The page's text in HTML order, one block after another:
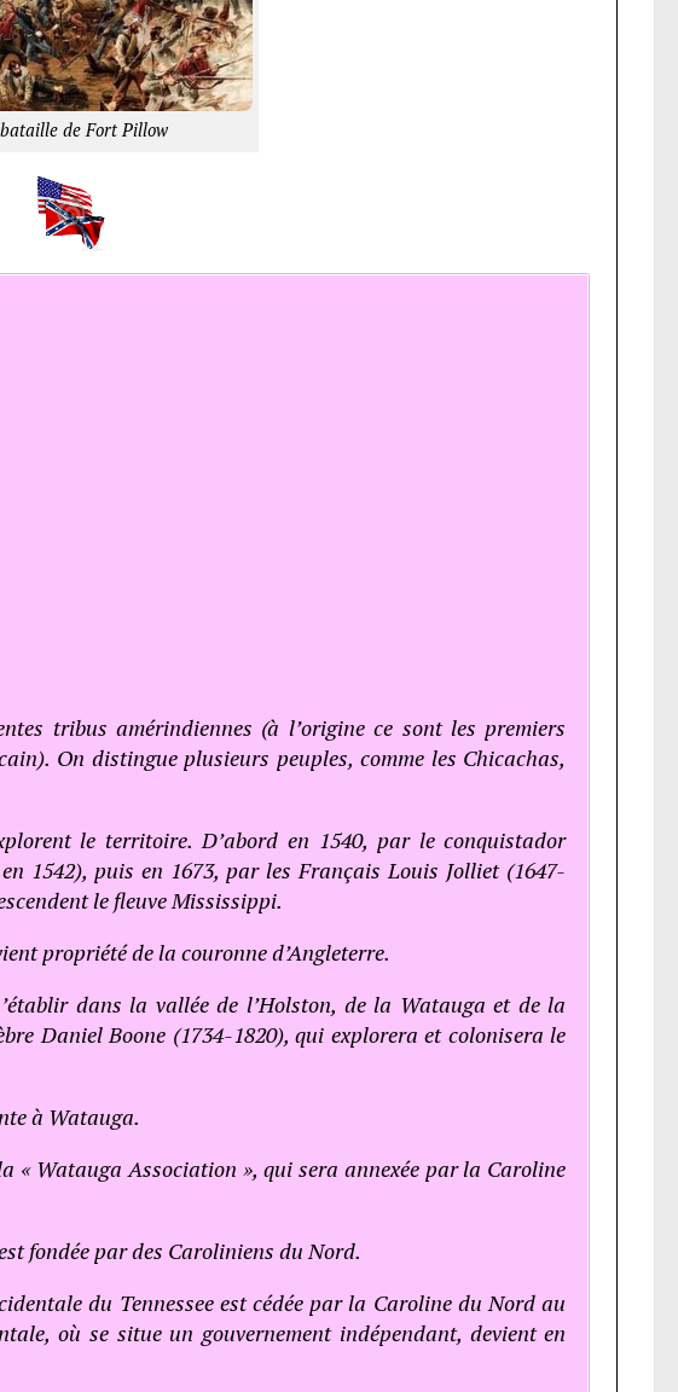
de Fort Pillow
tribus amérindiennes (à l’origine ce sont les premiers
On distingue plusieurs peuples, comme les Chicachas,
le territoire. D’abord en 1540, par le conquistador
1542), puis en 1673, par les Français Louis Jolliet (1647-
le fleuve Mississippi.
propriété de la couronne d’Angleterre.
dans la vallée de l’Holston, de la Watauga et de la
Daniel Boone (1734-1820), qui explorera et colonisera le
à Watauga.
« Watauga Association », qui sera annexée par la Caroline
fondée par des Caroliniens du Nord.
du Tennessee est cédée par la Caroline du Nord au
où se situe un gouvernement indépendant, devient en